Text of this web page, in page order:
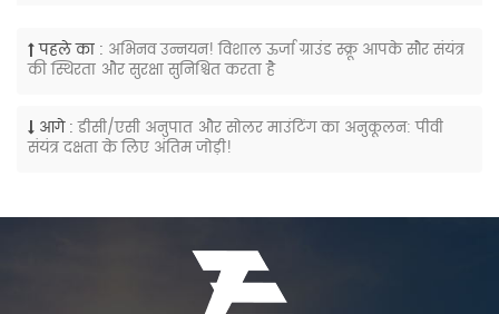
पहले का : अभिनव उन्नयन! विशाल ऊर्जा ग्राउंड स्क्रू आपके सौर संयंत्र
की स्थिरता और सुरक्षा सुनिश्चित करता है
आगे : डीसी/एसी अनुपात और सोलर माउंटिंग का अनुकूलन: पीवी
संयंत्र दक्षता के लिए अंतिम जोड़ी!